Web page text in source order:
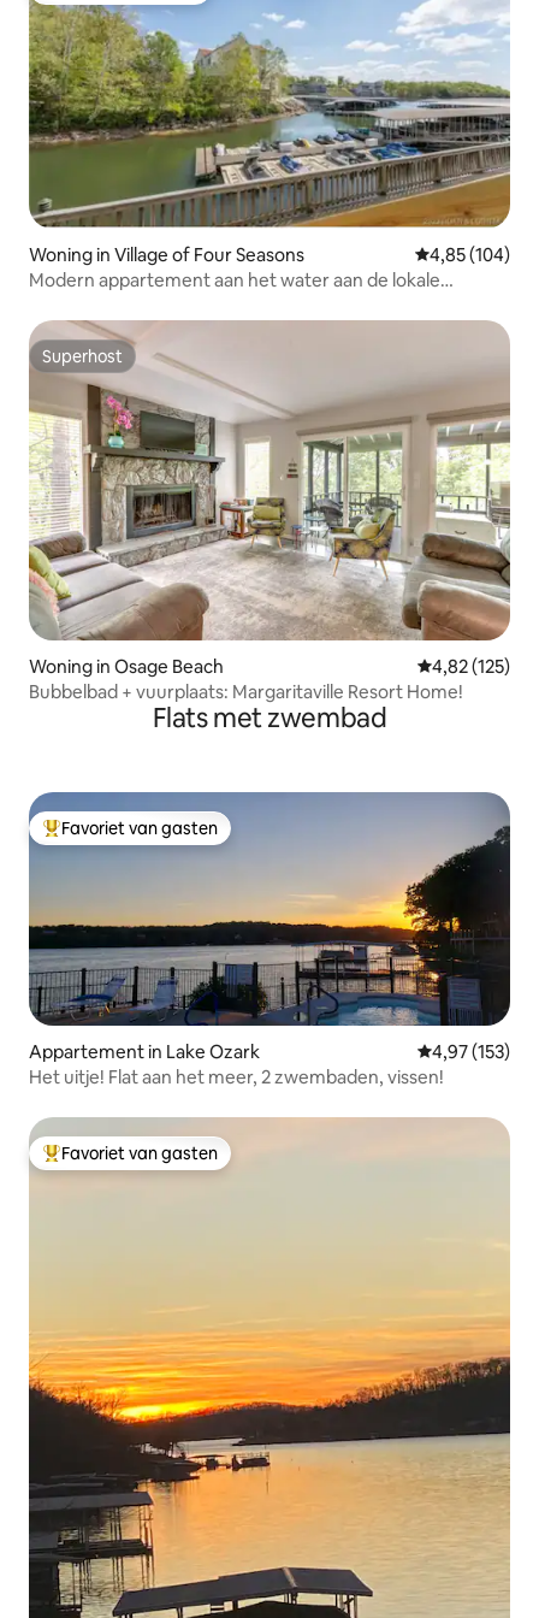
Woning in Village of Four Seasons Gemiddelde
4,85 (104)
Modern appartement aan het water aan de lokale
Superhost
Superhost
Woning in Osage Beach Gemiddelde
4,82 (125)
Bubbelbad + vuurplaats: Margaritaville Resort Home!
Flats met zwembad
Topfavoriet van gasten
Favoriet van gasten
Appartement in Lake Ozark Gemiddelde
4,97 (153)
Het uitje! Flat aan het meer, 2 zwembaden, vissen!
Topfavoriet van gasten
Favoriet van gasten